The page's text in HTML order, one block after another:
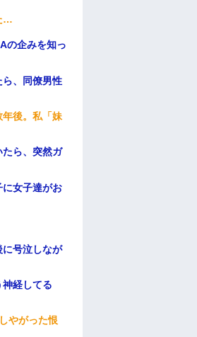
…
の企みを知っ
、同僚男性
後。私「妹
ら、突然ガ
女子達がお
号泣しなが
経してる
やがった恨